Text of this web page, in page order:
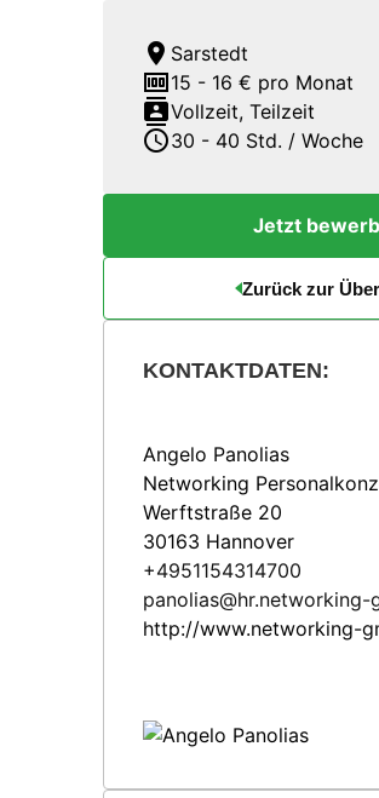
location_on Sarstedt
money15 - 16 € pro Monat
contactsVollzeit, Teilzeit
schedule30 - 40 Std. / Woche
Jetzt
Zurück zur
KONTAKTDATEN:
Angelo Panolias
Networking
Werftstraße 20
30163 Hannover
+4951154314700
panolias@hr.networking-
http://www.networking-